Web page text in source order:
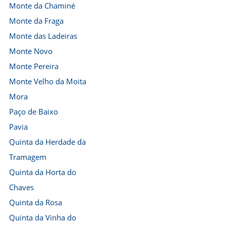
Monte da Chaminé
Monte da Fraga
Monte das Ladeiras
Monte Novo
Monte Pereira
Monte Velho da Moita
Mora
Paço de Baixo
Pavia
Quinta da Herdade da
Tramagem
Quinta da Horta do
Chaves
Quinta da Rosa
Quinta da Vinha do